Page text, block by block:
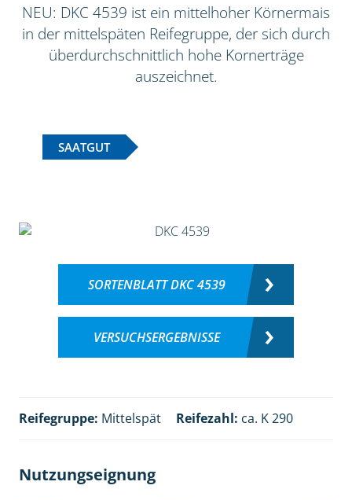
NEU: DKC 4539 ist ein mittelhoher Körnermais
in der mittelspäten Reifegruppe, der sich durch
überdurchschnittlich hohe Kornerträge
auszeichnet.
SAATGUT
SORTENBLATT DKC 4539
VERSUCHSERGEBNISSE
Reifegruppe: Mittelspät Reifezahl: ca. K 290
Nutzungseignung